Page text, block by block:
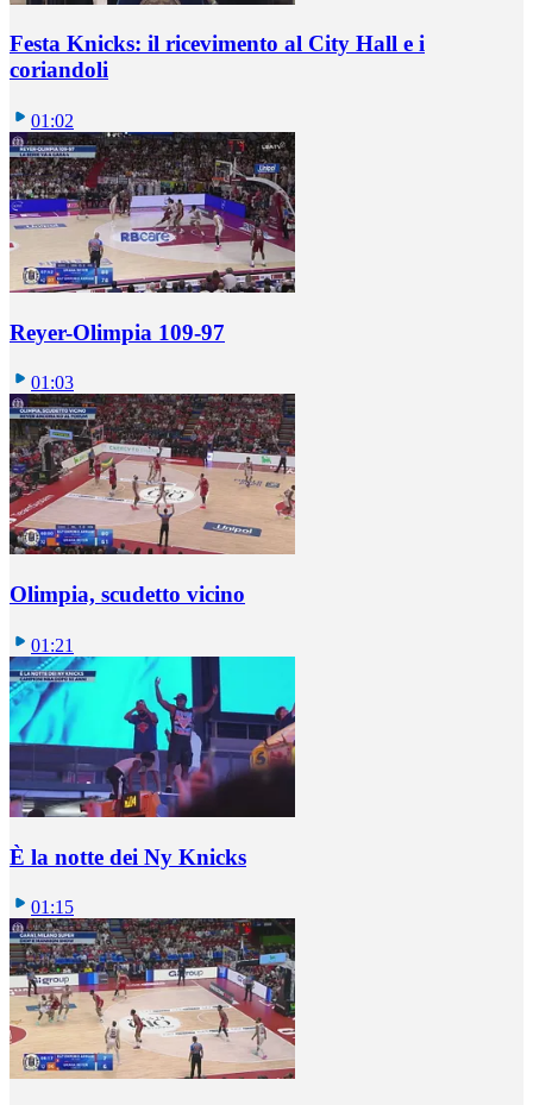
Festa Knicks: il ricevimento al City Hall e i
coriandoli
01:02
Reyer-Olimpia 109-97
01:03
Olimpia, scudetto vicino
01:21
È la notte dei Ny Knicks
01:15